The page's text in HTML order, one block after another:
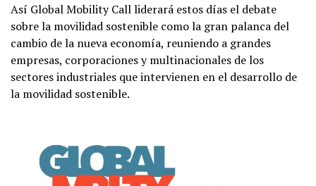
Así Global Mobility Call liderará estos días el debate
sobre la movilidad sostenible como la gran palanca del
cambio de la nueva economía, reuniendo a grandes
empresas, corporaciones y multinacionales de los
sectores industriales que intervienen en el desarrollo de
la movilidad sostenible.